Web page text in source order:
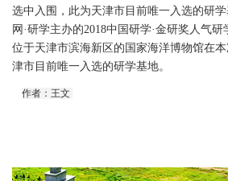
选中入围，此为天津市目前唯一入选的研学
网·研学主办的2018中国研学·金研奖人气研
位于天津市滨海新区的国家海洋博物馆在
津市目前唯一入选的研学基地。
作者：王文